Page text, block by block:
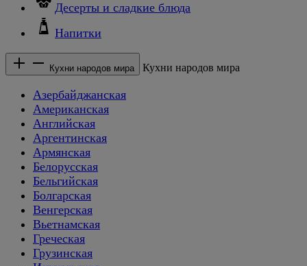
Десерты и сладкие блюда
Напитки
Кухни народов мира Кухни народов мира
Азербайджанская
Американская
Английская
Аргентинская
Армянская
Белорусская
Бельгийская
Болгарская
Венгерская
Вьетнамская
Греческая
Грузинская